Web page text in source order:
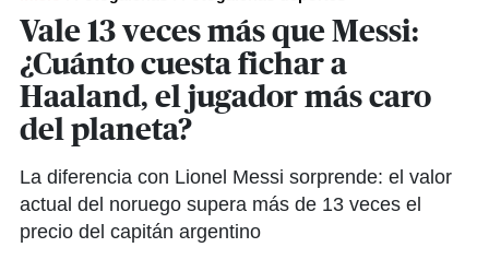
Vale 13 veces más que Messi:
¿Cuánto cuesta fichar a
Haaland, el jugador más caro
del planeta?
La diferencia con Lionel Messi sorprende: el valor
actual del noruego supera más de 13 veces el
precio del capitán argentino